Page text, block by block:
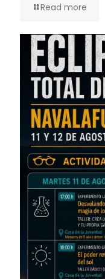
Read more